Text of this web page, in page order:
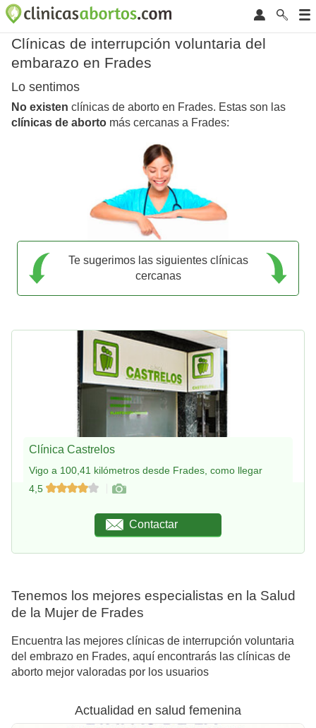
Clínicas de interrupción voluntaria del
embarazo en Frades
Lo sentimos
No existen clínicas de aborto en Frades. Estas son las
clínicas de aborto más cercanas a Frades:
Te sugerimos las siguientes clínicas
cercanas
Clínica Castrelos
Vigo a 100,41 kilómetros desde Frades, como llegar
4,5
Contactar
Tenemos los mejores especialistas en la Salud
de la Mujer de Frades
Encuentra las mejores clínicas de interrupción voluntaria
del embrazo en Frades, aquí encontrarás las clínicas de
aborto mejor valoradas por los usuarios
Actualidad en salud femenina